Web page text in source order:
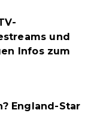
und
Infos zum
England-Star